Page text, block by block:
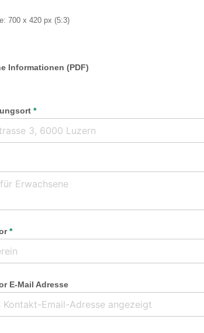
700 x 420 px (5:3)
Informationen (PDF)
*
*
E-Mail Adresse